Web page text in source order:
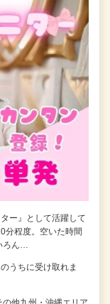
ー』として活躍して
分程度。空いた時間
ろん…
うちに受け取れま